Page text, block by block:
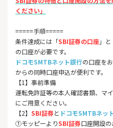
ください」
=====手順=====
条件達成には「SBI証券の口座」
の口座が必要です。
ドコモSMTBネット銀行の口座を
からの同時口座申込が便利です。
【1】事前準備
運転免許証等の本人確認書類、マ
にご用意ください。
【2】 SBI証券と ドコモSMTBネッ
①モッピーよりSBI証券口座開設